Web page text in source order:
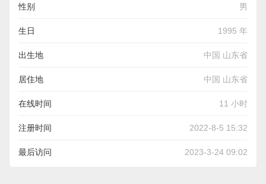
性别 男
生日 1995 年
出生地 中国 山东省
居住地 中国 山东省
在线时间 11 小时
注册时间 2022-8-5 15:32
最后访问 2023-3-24 09:02